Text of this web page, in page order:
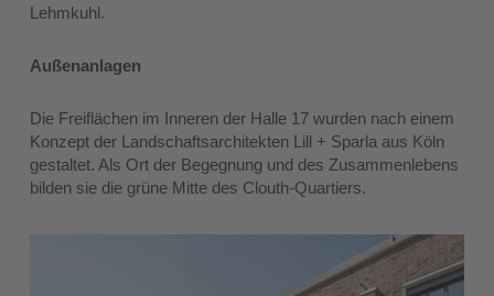
Lehmkuhl.
Außenanlagen
Die Freiflächen im Inneren der Halle 17 wurden nach einem
Konzept der Landschaftsarchitekten Lill + Sparla aus Köln
gestaltet. Als Ort der Begegnung und des Zusammenlebens
bilden sie die grüne Mitte des Clouth-Quartiers.